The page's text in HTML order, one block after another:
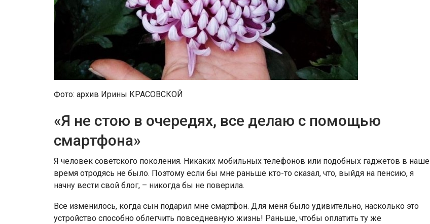
Фото: архив Ирины КРАСОВСКОЙ
«Я не стою в очередях, все делаю с помощью
смартфона»
Я человек советского поколения. Никаких мобильных телефонов или подобных гаджетов в наше
время отродясь не было. Поэтому если бы мне раньше кто-то сказал, что, выйдя на пенсию, я
начну вести свой блог, – никогда бы не поверила.
Все изменилось, когда сын подарил мне смартфон. Для меня было удивительно, насколько это
устройство способно облегчить повседневную жизнь! Раньше, чтобы оплатить ту же